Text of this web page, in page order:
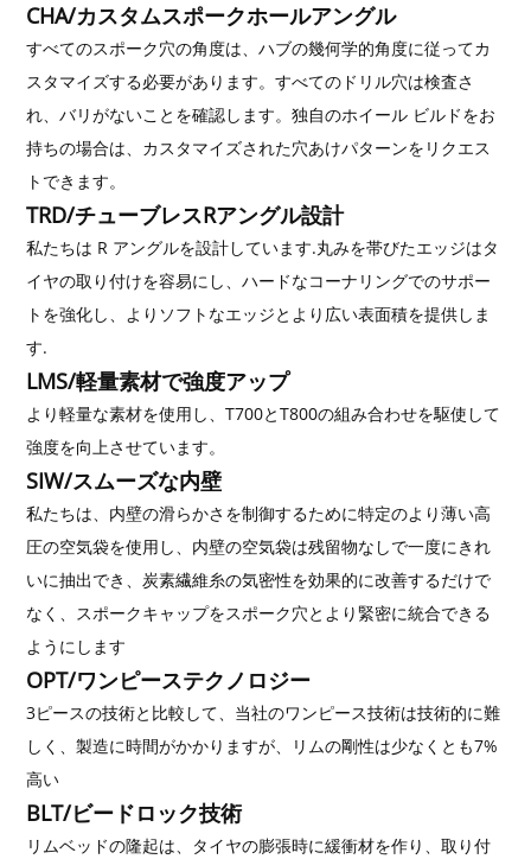
CHA/カスタムスポークホールアングル
すべてのスポーク穴の角度は、ハブの幾何学的角度に従ってカ
スタマイズする必要があります。すべてのドリル穴は検査さ
れ、バリがないことを確認します。独自のホイール ビルドをお
持ちの場合は、カスタマイズされた穴あけパターンをリクエス
トできます。
TRD/チューブレスRアングル設計
私たちは R アングルを設計しています.丸みを帯びたエッジはタ
イヤの取り付けを容易にし、ハードなコーナリングでのサポー
トを強化し、よりソフトなエッジとより広い表面積を提供しま
す.
LMS/軽量素材で強度アップ
より軽量な素材を使用し、T700とT800の組み合わせを駆使して
強度を向上させています。
SIW/スムーズな内壁
私たちは、内壁の滑らかさを制御するために特定のより薄い高
圧の空気袋を使用し、内壁の空気袋は残留物なしで一度にきれ
いに抽出でき、炭素繊維糸の気密性を効果的に改善するだけで
なく、スポークキャップをスポーク穴とより緊密に統合できる
ようにします
OPT/ワンピーステクノロジー
3ピースの技術と比較して、当社のワンピース技術は技術的に難
しく、製造に時間がかかりますが、リムの剛性は少なくとも7%
高い
BLT/ビードロック技術
リムベッドの隆起は、タイヤの膨張時に緩衝材を作り、取り付